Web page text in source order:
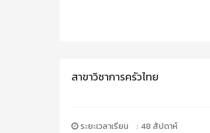
สาขาวิชาการครัวไทย
ระยะเวลาเรียน : 48 สัปดาห์